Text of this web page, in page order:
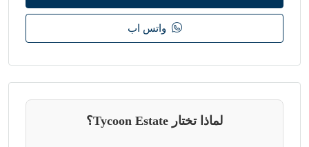
واتس اب
لماذا تختار Tycoon Estate؟